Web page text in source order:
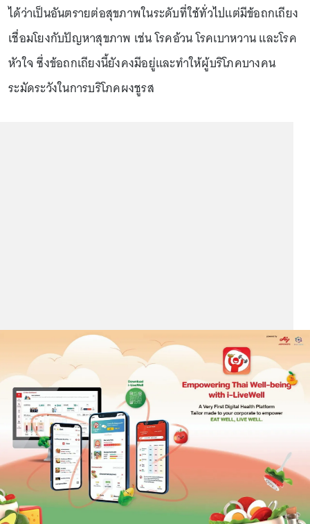
ได้ว่าเป็นอันตรายต่อสุขภาพในระดับที่ใช้ทั่วไปแต่มีข้อถกเถียง
เชื่อมโยงกับปัญหาสุขภาพ เช่น โรคอ้วน โรคเบาหวาน และโรค
หัวใจ ซึ่งข้อถกเถียงนี้ยังคงมีอยู่และทำให้ผู้บริโภคบางคน
ระมัดระวังในการบริโภคผงชูรส